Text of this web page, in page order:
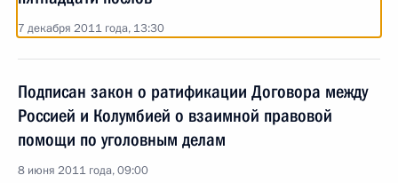
7 декабря 2011 года, 13:30
Подписан закон о ратификации Договора между
Россией и Колумбией о взаимной правовой
помощи по уголовным делам
8 июня 2011 года, 09:00